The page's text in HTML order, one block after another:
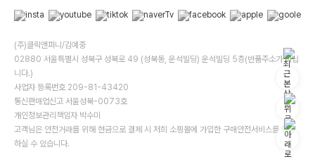
(주)클릭앤퍼니/김예중
02880 서울특별시 성북구 성북로 49 (성북동, 운석빌딩) 운석빌딩 5층(반품주소가 아닙
니다.)
사업자 등록번호 209-81-43420
통신판매업신고 서울성북-0073호
개인정보관리책임자 박수미
고객님은 안전거래를 위해 현금으로 결제 시 저희 소핑몰에 가입한 구매안전서비스를 이용
하실 수 있습니다.